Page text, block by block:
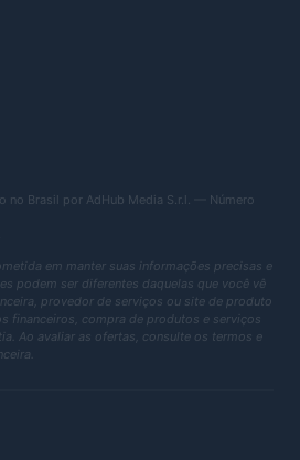
no Brasil por AdHub Media S.r.l. — Número
em manter suas informações precisas e
podem ser diferentes daquelas que você vê
provedor de serviços ou site de produto
financeiros, compra de produtos e serviços
Ao avaliar as ofertas, consulte os termos e